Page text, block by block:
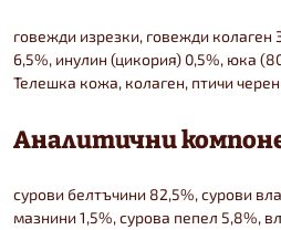
говежди изрезки, говежди колаген
6,5%, инулин (цикория) 0,5%, юка
Телешка кожа, колаген, птичи
Аналитични
сурови белтъчини 82,5%, сурови
мазнини 1,5%, сурова пепел 5,8%,